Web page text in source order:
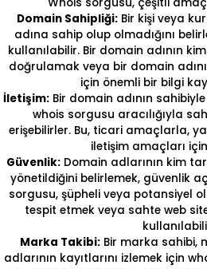
Domain Sahipliği:Bir kişi veya
adına sahip olup olmadığını
kullanılabilir. Bir domain adının
doğrulamak veya bir domain
için önemli bir bilgi
İletişim: Bir domain adının
whois sorgusu aracılığıyla
erişebilirler. Bu, ticari amaçlarla,
iletişim amaçları
Güvenlik: Domain adlarının kim
yönetildiğini belirlemek, güvenlik
sorgusu, şüpheli veya potansiyel
tespit etmek veya sahte web
Marka Takibi:Bir marka sahibi,
adlarının kayıtlarını izlemek için